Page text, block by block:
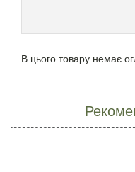
В цього товару немає